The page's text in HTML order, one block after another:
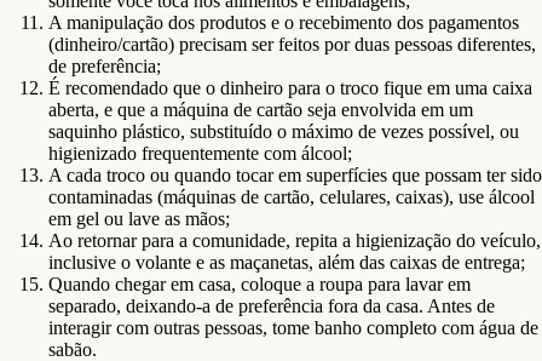
A manipulação dos produtos e o recebimento dos pagamentos
(dinheiro/cartão) precisam ser feitos por duas pessoas diferentes,
de preferência;
É recomendado que o dinheiro para o troco fique em uma caixa
aberta, e que a máquina de cartão seja envolvida em um
saquinho plástico, substituído o máximo de vezes possível, ou
higienizado frequentemente com álcool;
A cada troco ou quando tocar em superfícies que possam ter sido
contaminadas (máquinas de cartão, celulares, caixas), use álcool
em gel ou lave as mãos;
Ao retornar para a comunidade, repita a higienização do veículo,
inclusive o volante e as maçanetas, além das caixas de entrega;
Quando chegar em casa, coloque a roupa para lavar em
separado, deixando-a de preferência fora da casa. Antes de
interagir com outras pessoas, tome banho completo com água de
sabão.